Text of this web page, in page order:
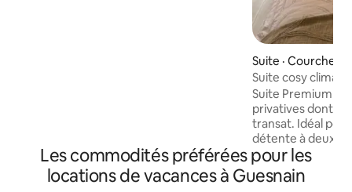
Suite ·
Suite cosy
Suite Premium
privatives dont
transat. Idéal
détente à deux Nous avons le plaisir de
vous accueillir
indépendant,
conçu pour vous
Les commodités préférées pour les
locations de vacances à Guesnain